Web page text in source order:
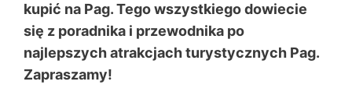
kupić na Pag. Tego wszystkiego dowiecie
się z poradnika i przewodnika po
najlepszych atrakcjach turystycznych Pag.
Zapraszamy!